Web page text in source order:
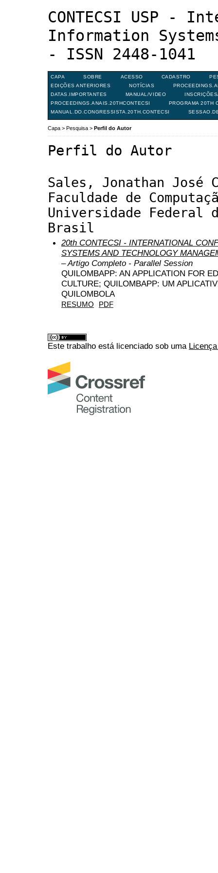
CONTECSI USP -
Information
- ISSN 2448-1041
CAPA SOBRE ACESSO CADASTRO
EDIÇÕES ANTERIORES
NOTÍCIAS
DATAS.IMPORTANTES
MANUAL/VIDEO
PROCEEDINGS.ANAIS.20THCONTECSI
PROGRAMA 20TH
MANUAL.DO.CONGRESSISTA.20TH.CONTECSI
Capa > Pesquisa > Perfil do Autor
Perfil do Autor
Sales, Jonathan José
Faculdade de
Universidade Federal
Brasil
20th CONTECSI - INTERNATIONAL
SYSTEMS AND TECHNOLOGY
– Artigo Completo - Parallel Session
QUILOMBAPP: AN APPLICATION FOR
CULTURE; QUILOMBAPP: UM
QUILOMBOLA
RESUMO PDF
Este trabalho está licenciado sob uma